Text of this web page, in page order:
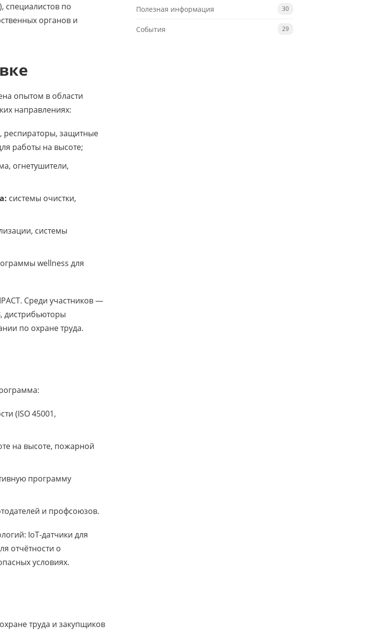
специалистов по
органов и
опытом в области
направлениях:
респираторы, защитные
работы на высоте;
огнетушители,
системы очистки,
системы
wellness для
Среди участников —
дистрибьюторы
по охране труда.
(ISO 45001,
на высоте, пожарной
программу
и профсоюзов.
IoT-датчики для
отчётности о
условиях.
труда и закупщиков
Полезная информация 30
События 29